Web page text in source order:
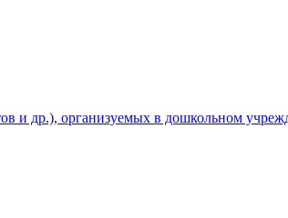
и др.), организуемых в дошкольном